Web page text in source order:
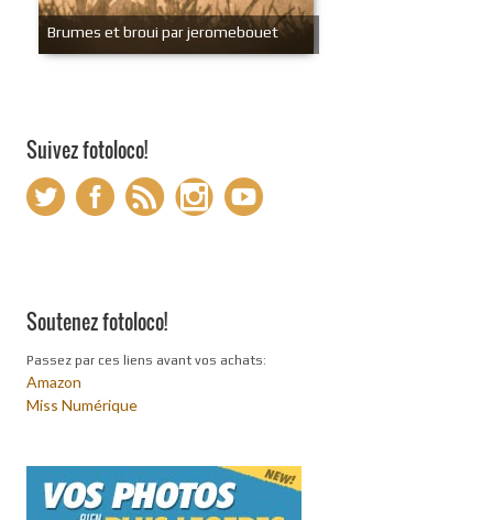
Brumes et broui par jeromebouet
Suivez fotoloco!
Soutenez fotoloco!
Passez par ces liens avant vos achats:
Amazon
Miss Numérique